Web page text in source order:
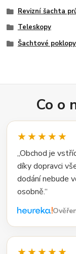
Revizní šachta
Teleskopy
Šachtové
Co o
★★★★★
„Obchod je
díky dopravci
dodání nebude
osobně.“